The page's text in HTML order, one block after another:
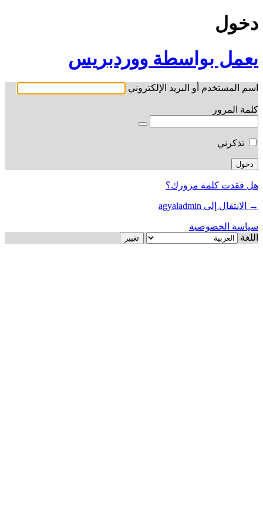
دخول
يعمل بواسطة ووردبريس
اسم المستخدم أو البريد الإلكتروني
كلمة المرور
تذكرني
هل فقدت كلمة مرورك؟
→ الانتقال إلى agyaladmin
سياسة الخصوصية
اللغة